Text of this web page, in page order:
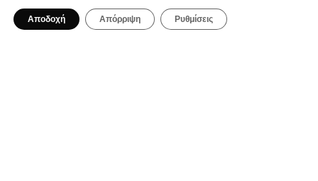
31 Ιουλίου 2026
Αποδοχή Απόρριψη Ρυθμίσεις